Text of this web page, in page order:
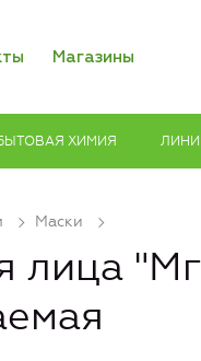
Магазины
ХИМИЯ
Маски
лица